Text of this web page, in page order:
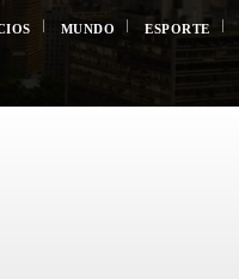
MUNDO ESPORTE